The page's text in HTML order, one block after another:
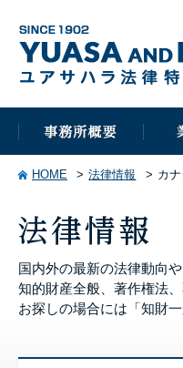
HOME 法律情報 カ
国内外の最新の法律動向
知的財産全般、著作権法
お探しの場合には「知財